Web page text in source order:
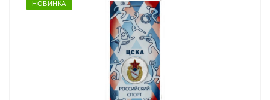
НОВИНКА